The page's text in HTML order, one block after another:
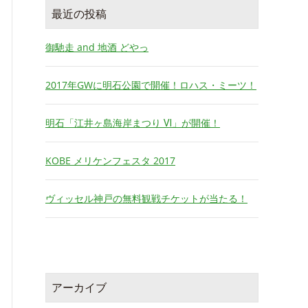
最近の投稿
御馳走 and 地酒 どやっ
2017年GWに明石公園で開催！ロハス・ミーツ！
明石「江井ヶ島海岸まつり Ⅵ」が開催！
KOBE メリケンフェスタ 2017
ヴィッセル神戸の無料観戦チケットが当たる！
アーカイブ